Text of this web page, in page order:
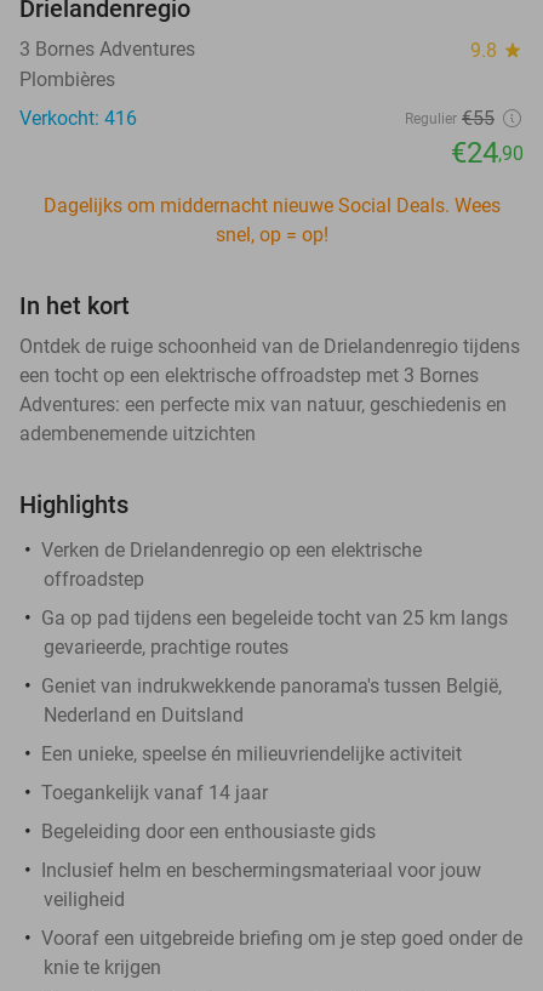
Drielandenregio
3 Bornes Adventures 9.8 star
Plombières
Verkocht: 416
Regulier €55
€24,90
Dagelijks om middernacht nieuwe Social Deals. Wees
snel, op = op!
In het kort
Ontdek de ruige schoonheid van de Drielandenregio tijdens
een tocht op een elektrische offroadstep met 3 Bornes
Adventures: een perfecte mix van natuur, geschiedenis en
adembenemende uitzichten
Highlights
Verken de Drielandenregio op een elektrische
offroadstep
Ga op pad tijdens een begeleide tocht van 25 km langs
gevarieerde, prachtige routes
Geniet van indrukwekkende panorama's tussen België,
Nederland en Duitsland
Een unieke, speelse én milieuvriendelijke activiteit
Toegankelijk vanaf 14 jaar
Begeleiding door een enthousiaste gids
Inclusief helm en beschermingsmateriaal voor jouw
veiligheid
Vooraf een uitgebreide briefing om je step goed onder de
knie te krijgen